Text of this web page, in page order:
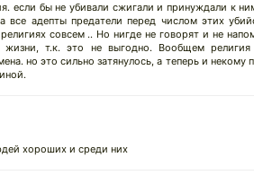
если бы не убивали сжигали и принуждали к
адепты предатели перед числом этих
совсем .. Но нигде не говорят и не
т.к. это не выгодно. Вообщем религия
но это сильно затянулось, а теперь и некому
хороших и среди них